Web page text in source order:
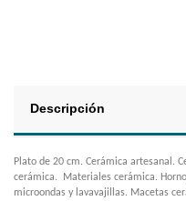
Descripción
Plato de 20 cm. Cerámica artesanal.
cerámica. Materiales cerámica.
microondas y lavavajillas. Macetas